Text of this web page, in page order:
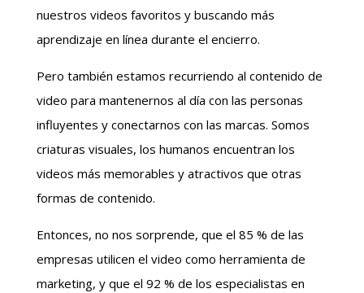
nuestros videos favoritos y buscando más
aprendizaje en línea durante el encierro.
Pero también estamos recurriendo al contenido de
video para mantenernos al día con las personas
influyentes y conectarnos con las marcas. Somos
criaturas visuales, los humanos encuentran los
videos más memorables y atractivos que otras
formas de contenido.
Entonces, no nos sorprende, que el 85 % de las
empresas utilicen el video como herramienta de
marketing, y que el 92 % de los especialistas en